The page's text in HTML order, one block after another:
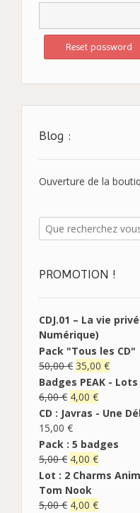
Blog :
Ouverture de la
PROMOTION !
CDJ.01 – La vie
Numérique)
Pack "Tous les CD"
50,00€ 35,00 €
Badges PEAK -
6,00€ 4,00 €
CD : Javras - Une
15,00 €
Pack : 5 badges
5,00€ 4,00 €
Lot : 2 Charms
Tom Nook
5,00€ 4,00 €